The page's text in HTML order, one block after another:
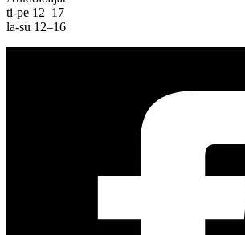
ti-pe 12–17
la-su 12–16